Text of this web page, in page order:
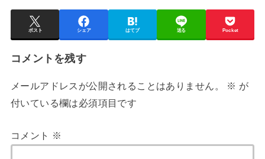
ポスト シェア はてブ 送る Pocket
コメントを残す
メールアドレスが公開されることはありません。 ※ が
付いている欄は必須項目です
コメント ※